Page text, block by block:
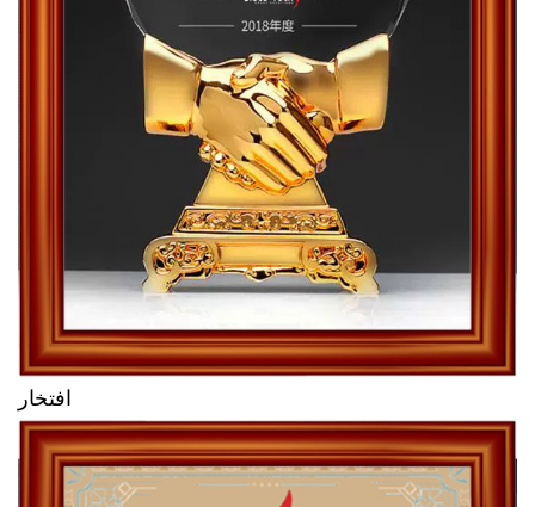
افتخار